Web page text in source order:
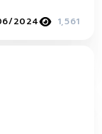
2024 1,561